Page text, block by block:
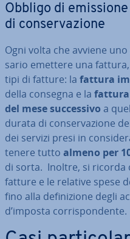
Obbligo di
di con­ser­va­zio­ne
Ogni volta che avviene
sa­rio emettere una
tipi di fatture: la fattura
della consegna e la
del mese suc­ces­si­vo a
durata di con­ser­va­zio­ne
dei servizi presi in
tenere tutto almeno per
di sorta. Inoltre, si ricorda
fatture e le relative spese
fino alla de­fi­ni­zio­ne degli
d’imposta cor­ri­spon­den­te.